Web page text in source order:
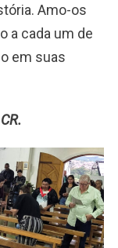
Amo-os
a cada um de
em suas